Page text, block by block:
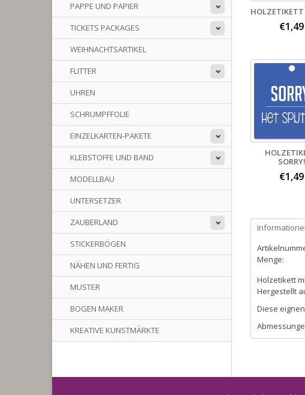
PAPPE UND PAPIER
TICKETS PACKAGES
WEIHNACHTSARTIKEL
FLITTER
UHREN
SCHRUMPFFOLIE
EINZELKARTEN-PAKETE
KLEBSTOFFE UND BAND
MODELLBAU
UNTERSETZER
ZAUBERLAND
STICKERBÖGEN
NÄHEN UND FERTIG
MUSTER
BOGEN MAKER
KREATIVE KUNSTMÄRKTE
€1,49
SORRY!
€1,49
Menge:
Holzetikett
Hergestellt
Diese